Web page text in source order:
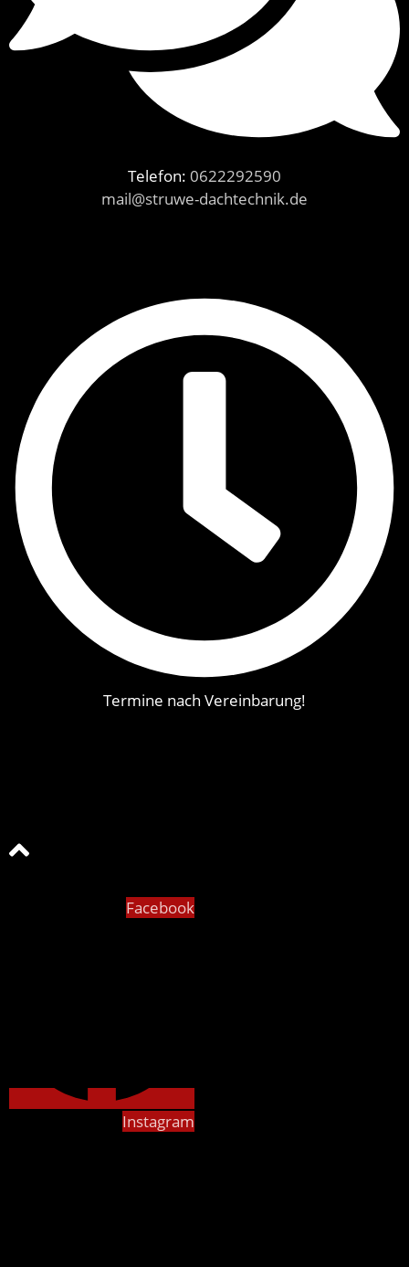
Telefon: 0622292590
mail@struwe-dachtechnik.de
Termine nach Vereinbarung!
Facebook
Instagram